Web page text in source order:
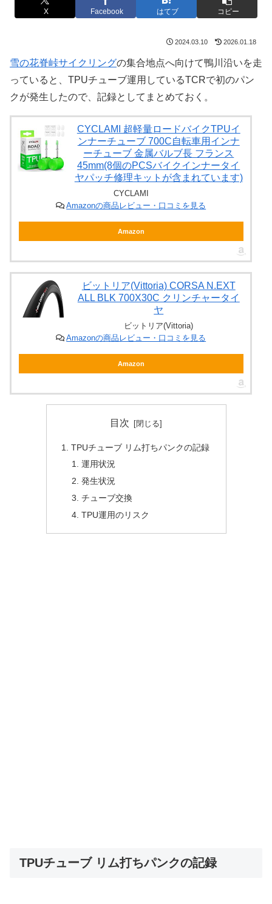
X Facebook はてブ コピー
2024.03.10 2026.01.18
雪の花脊峠サイクリングの集合地点へ向けて鴨川沿いを走
っていると、TPUチューブ運用しているTCRで初のパン
クが発生したので、記録としてまとめておく。
CYCLAMI 超軽量ロードバイクTPUイ
ンナーチューブ 700C自転車用インナ
ーチューブ 金属バルブ長 フランス
45mm(8個のPCSバイクインナータイ
ヤパッチ修理キットが含まれています)
CYCLAMI
Amazonの商品レビュー・口コミを見る
Amazon
ビットリア(Vittoria) CORSA N.EXT
ALL BLK 700X30C クリンチャータイ
ヤ
ビットリア(Vittoria)
Amazonの商品レビュー・口コミを見る
Amazon
目次
TPUチューブ リム打ちパンクの記録
運用状況
発生状況
チューブ交換
TPU運用のリスク
TPUチューブ リム打ちパンクの記録